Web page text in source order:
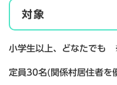
対象
小学生以上、どなたでも
定員30名(関係村居住者を